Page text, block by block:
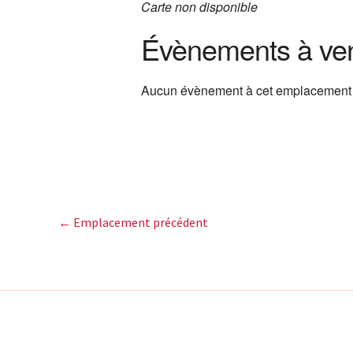
Carte non disponible
Évènements à
Aucun évènement à cet emplacement
← Emplacement précédent